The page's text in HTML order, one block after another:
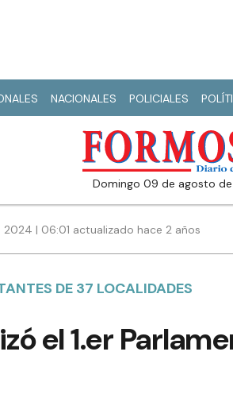
NACIONALES POLICIALES
domingo 09 de agosto
| 06:01 actualizado hace 2 años
DE 37 LOCALIDADES
el 1.er